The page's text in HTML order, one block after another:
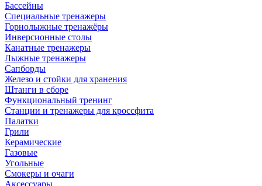
Бассейны
Специальные тренажеры
Горнолыжные тренажёры
Инверсионные столы
Канатные тренажеры
Лыжные тренажеры
Сапборды
Железо и стойки для хранения
Штанги в сборе
Функциональный тренинг
Станции и тренажеры для кроссфита
Палатки
Грили
Керамические
Газовые
Угольные
Смокеры и очаги
Аксессуары